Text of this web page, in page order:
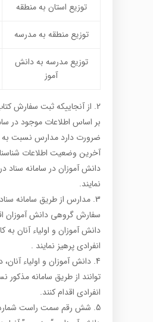
توزیع استان به منطقه
توزیع منطقه به مدرسه
توزیع مدرسه به دانش
آموز
از آنجاییکه ثبت سفارش
بر اساس اطلاعات موجود در
ضرورت دارد مدارس نسبت به
آخرین وضعیت اطلاعات
دانش آموزان در سامانه سناد
نمایند.
مدارس از طریق سامانه
سفارش گروهی دانش آموزان
دانش آموزان و اولیاء آنان
انفرادی پرهیز نمایند .
دانش آموزان و اولیاء
توانند از طریق سامانه
انفرادی اقدام کنند.
شش رقم سمت راست شماره